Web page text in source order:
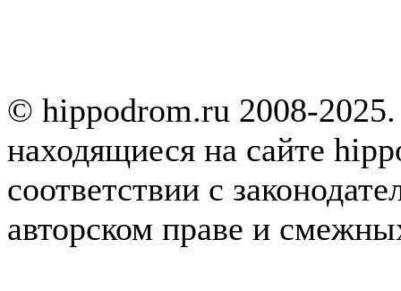
© hippodrom.ru 2008-
находящиеся на сайте
соответствии с
авторском праве и